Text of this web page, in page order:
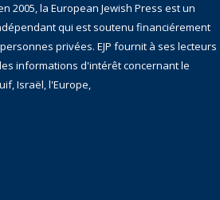
2005, la European Jewish Press est un
qui est soutenu financiérement
privées. EJP fournit à ses lecteurs
informations d'intérêt concernant le
Israël, l'Europe,